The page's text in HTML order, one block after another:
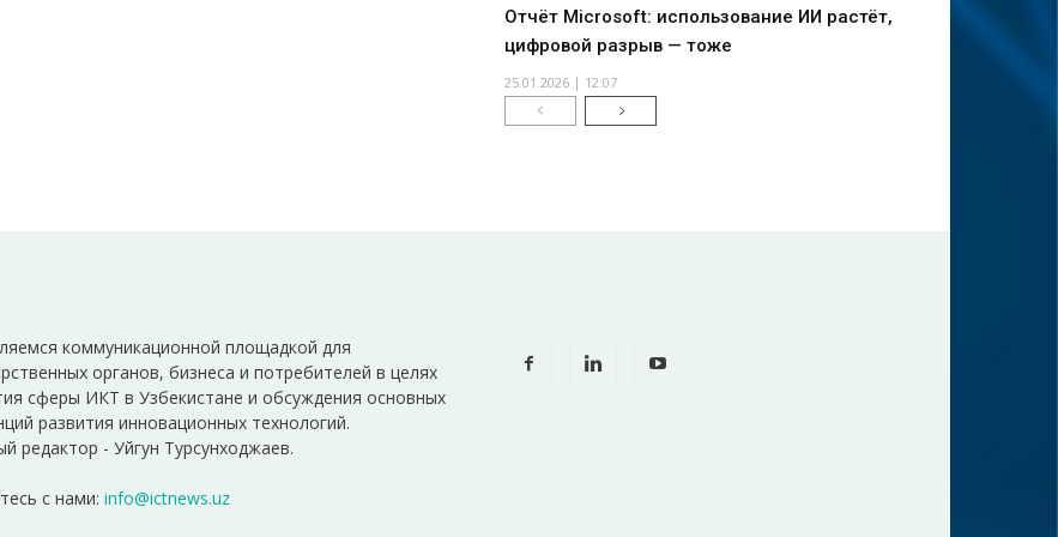
Отчёт Microsoft: использование ИИ растёт,
цифровой разрыв — тоже
25.01.2026 | 12:07
коммуникационной площадкой для
органов, бизнеса и потребителей в целях
сферы ИКТ в Узбекистане и обсуждения основных
развития инновационных технологий.
редактор - Уйгун Турсунходжаев.
с нами: info@ictnews.uz